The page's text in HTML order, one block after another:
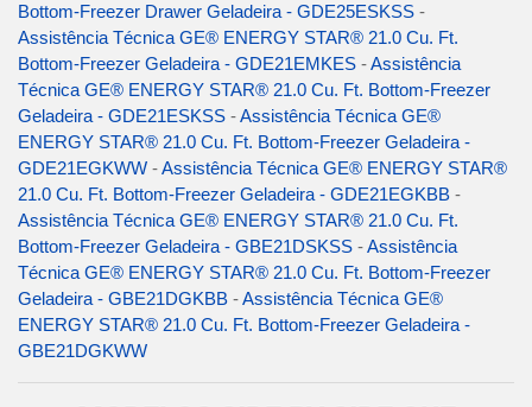
Bottom-Freezer Drawer Geladeira - GDE25ESKSS -
Assistência Técnica GE® ENERGY STAR® 21.0 Cu. Ft.
Bottom-Freezer Geladeira - GDE21EMKES -Assistência
Técnica GE® ENERGY STAR® 21.0 Cu. Ft. Bottom-Freezer
Geladeira - GDE21ESKSS -Assistência Técnica GE®
ENERGY STAR® 21.0 Cu. Ft. Bottom-Freezer Geladeira -
GDE21EGKWW -Assistência Técnica GE® ENERGY STAR®
21.0 Cu. Ft. Bottom-Freezer Geladeira - GDE21EGKBB -
Assistência Técnica GE® ENERGY STAR® 21.0 Cu. Ft.
Bottom-Freezer Geladeira - GBE21DSKSS -Assistência
Técnica GE® ENERGY STAR® 21.0 Cu. Ft. Bottom-Freezer
Geladeira - GBE21DGKBB -Assistência Técnica GE®
ENERGY STAR® 21.0 Cu. Ft. Bottom-Freezer Geladeira -
GBE21DGKWW